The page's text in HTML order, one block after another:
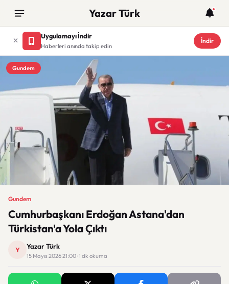
Yazar Türk
Uygulamayı İndir
Haberleri anında takip edin
İndir
Gundem
Gundem
Cumhurbaşkanı Erdoğan Astana'dan
Türkistan'a Yola Çıktı
Y Yazar Türk
15 Mayıs 2026 21:00 · 1 dk okuma